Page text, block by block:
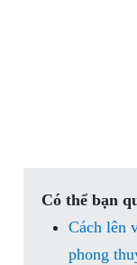
Có thể bạn
Cách lên
phong